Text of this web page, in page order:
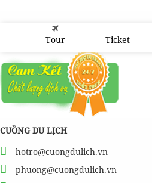
Tour Ticket
CUỒNG DU LỊCH
hotro@cuongdulich.vn
phuong@cuongdulich.vn